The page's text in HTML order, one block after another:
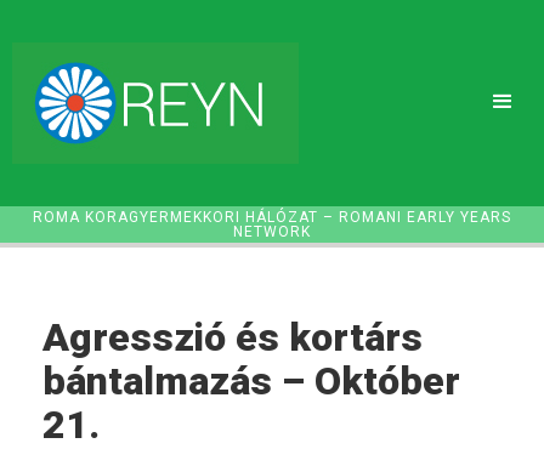
ROMA KORAGYERMEKKORI HÁLÓZAT – ROMANI EARLY YEARS
NETWORK
Agresszió és kortárs
bántalmazás – Október
21.